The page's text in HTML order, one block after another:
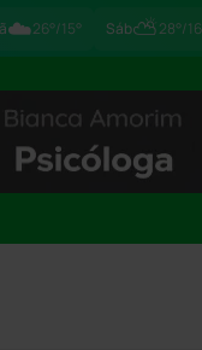
☁️26°/15° Sáb⛅28°/